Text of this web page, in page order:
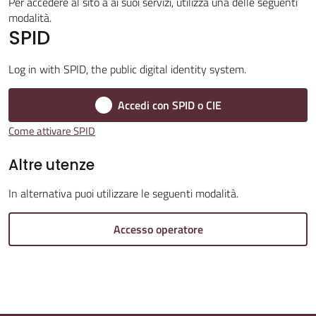
Amministrazione
Trasparente
Tutti
argomenti...
su
modalità.
SPID
Log in with SPID, the public digital identity system.
Accedi con SPID o CIE
Come attivare SPID
Altre utenze
In alternativa puoi utilizzare le seguenti modalità.
Accesso operatore